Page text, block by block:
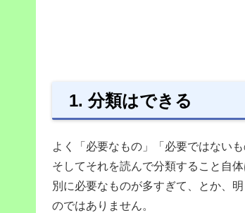
1. 分類はできる
よく「必要なもの」「必要ではない
そしてそれを読んで分類すること自
別に必要なものが多すぎて、とか、
のではありません。